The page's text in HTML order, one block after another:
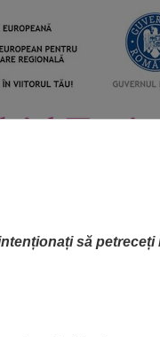
să